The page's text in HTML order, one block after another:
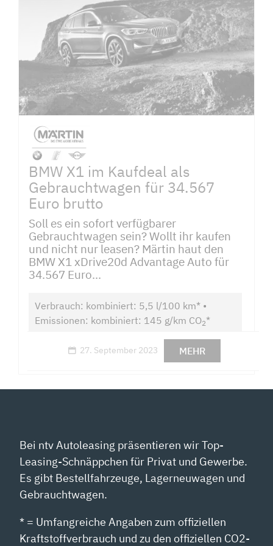
BMW X1 im Kaufdeal als
Gebrauchtwagen für 34.567
Euro brutto
Soll es ein sofort verfügbarer
Gebrauchtwagen sein? Wollt ihr kaufen
und nicht nur leasen? Märtin haut den
BMW X1 xDrive20d Advantage Auto für
34.567 Euro...
Verbrauch: kombiniert: 5,5 l/100 km* •
Emissionen: kombiniert: 145 g/km CO2*
27. September 2023 MEHR
Bei ntv Autoleasing präsentieren wir Top-
Leasing-Schnäppchen für Privat und Gewerbe.
Es gibt Bestellfahrzeuge, Lagerneuwagen und
Gebrauchtwagen.
* = Umfangreiche Angaben zum offiziellen
Kraftstoffverbrauch und zu den offiziellen CO2-